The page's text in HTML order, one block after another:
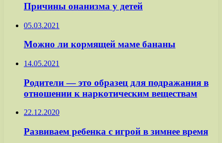
Причины онанизма у детей
05.03.2021
Можно ли кормящей маме бананы
14.05.2021
Родители — это образец для подражания в
отношении к наркотическим веществам
22.12.2020
Развиваем ребенка с игрой в зимнее время